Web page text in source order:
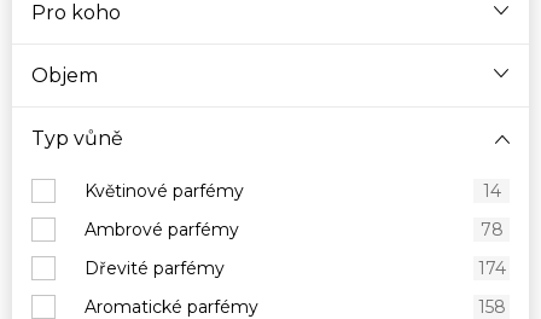
Pro koho
Objem
Typ vůně
Květinové parfémy
14
Ambrové parfémy
78
Dřevité parfémy
174
Aromatické parfémy
158